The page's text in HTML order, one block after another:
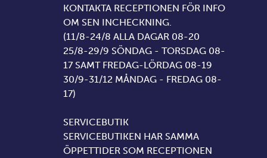
KONTAKTA RECEPTIONEN FÖR INFO
OM SEN INCHECKNING.
(11/8-24/8 ALLA DAGAR 08-20
25/8-29/9 SÖNDAG - TORSDAG 08-
17 SAMT FREDAG-LÖRDAG 08-19
30/9-31/12 MÅNDAG - FREDAG 08-
17)
SERVICEBUTIK
SERVICEBUTIKEN HAR SAMMA
ÖPPETTIDER SOM RECEPTIONEN